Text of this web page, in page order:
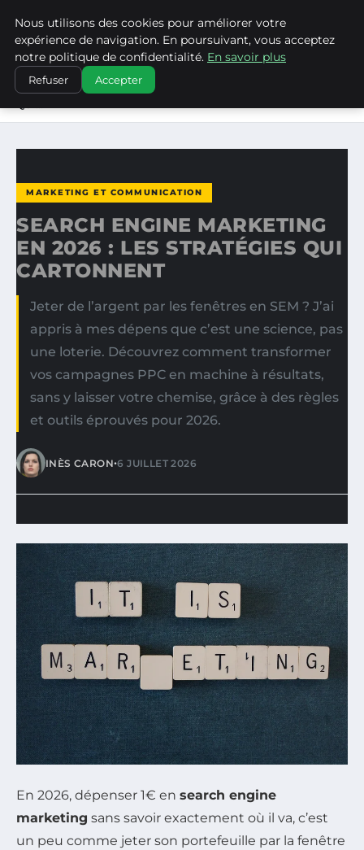
LA VANGUARDIA DEL SUR
ACCUEIL
MARKETING ET COMMUNICATION
SEARCH ENGINE MARKETING EN 2026 : LES STRATÉGIES
MARKETING ET COMMUNICATION
SEARCH ENGINE MARKETING
EN 2026 : LES STRATÉGIES QUI
CARTONNENT
Jeter de l’argent par les fenêtres en SEM ? J’ai
appris à mes dépens que c’est une science, pas
une loterie. Découvrez comment transformer
vos campagnes PPC en machine à résultats,
sans y laisser votre chemise, grâce à des règles
et outils éprouvés pour 2026.
INÈS CARON•6 JUILLET 2026
En 2026, dépenser 1€ en search engine
marketing sans savoir exactement où il va, c’est
un peu comme jeter son portefeuille par la fenêtre
Nous utilisons des cookies pour améliorer votre
expérience de navigation. En poursuivant, vous acceptez
notre politique de confidentialité. En savoir plus
Refuser Accepter